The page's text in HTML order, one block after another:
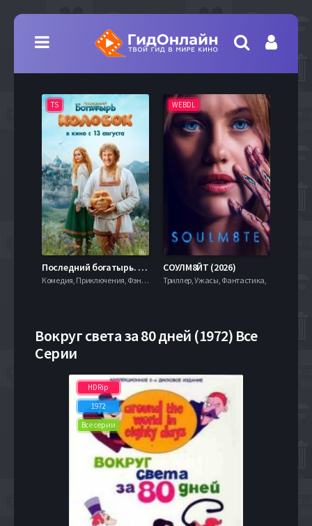
TS
Последний богатырь. Колобок (2026)
Комедия, Приключения, Фэнтези,
WEBDL
СОУЛМ8ЙТ (2026)
Триллер, Ужасы, Фантастика,
Вокруг света за 80 дней (1972) Все
Серии
HDRip
1972
Все серии